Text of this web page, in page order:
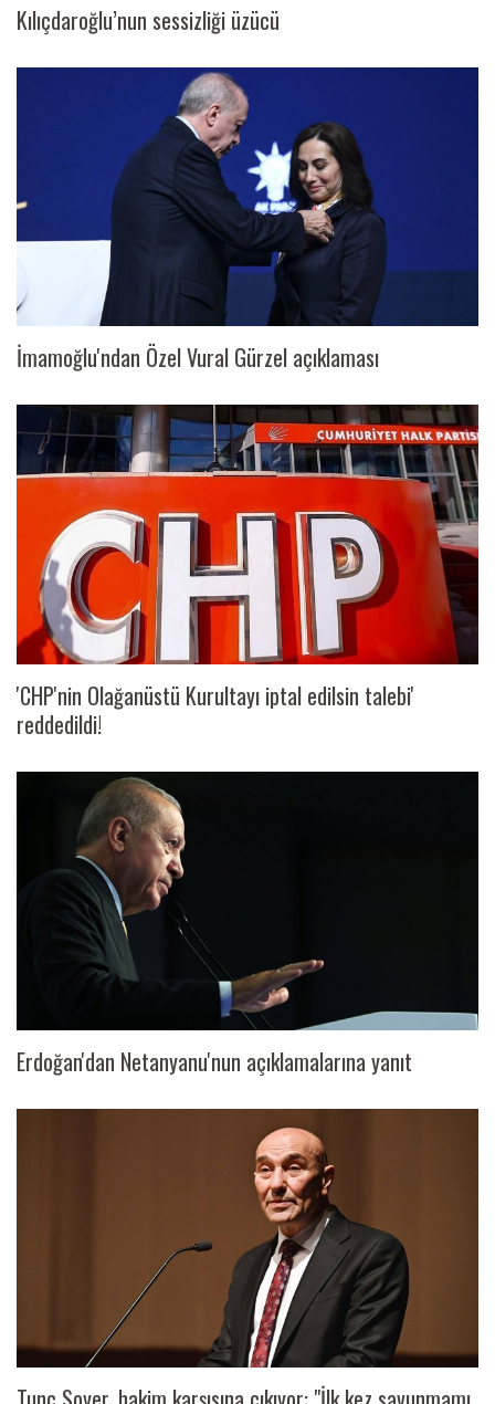
Kılıçdaroğlu’nun sessizliği üzücü
İmamoğlu'ndan Özel Vural Gürzel açıklaması
'CHP'nin Olağanüstü Kurultayı iptal edilsin talebi'
reddedildi!
Erdoğan'dan Netanyanu'nun açıklamalarına yanıt